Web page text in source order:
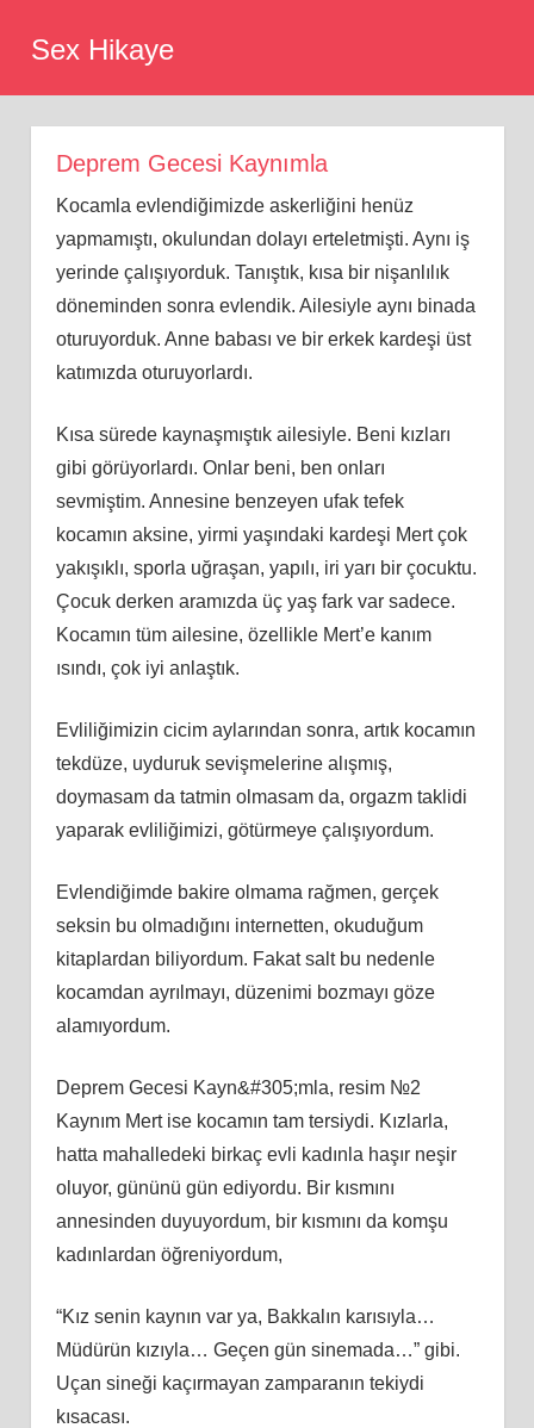
Sex Hikaye
Deprem Gecesi Kaynımla
Kocamla evlendiğimizde askerliğini henüz
yapmamıştı, okulundan dolayı erteletmişti. Aynı iş
yerinde çalışıyorduk. Tanıştık, kısa bir nişanlılık
döneminden sonra evlendik. Ailesiyle aynı binada
oturuyorduk. Anne babası ve bir erkek kardeşi üst
katımızda oturuyorlardı.
Kısa sürede kaynaşmıştık ailesiyle. Beni kızları
gibi görüyorlardı. Onlar beni, ben onları
sevmiştim. Annesine benzeyen ufak tefek
kocamın aksine, yirmi yaşındaki kardeşi Mert çok
yakışıklı, sporla uğraşan, yapılı, iri yarı bir çocuktu.
Çocuk derken aramızda üç yaş fark var sadece.
Kocamın tüm ailesine, özellikle Mert’e kanım
ısındı, çok iyi anlaştık.
Evliliğimizin cicim aylarından sonra, artık kocamın
tekdüze, uyduruk sevişmelerine alışmış,
doymasam da tatmin olmasam da, orgazm taklidi
yaparak evliliğimizi, götürmeye çalışıyordum.
Evlendiğimde bakire olmama rağmen, gerçek
seksin bu olmadığını internetten, okuduğum
kitaplardan biliyordum. Fakat salt bu nedenle
kocamdan ayrılmayı, düzenimi bozmayı göze
alamıyordum.
Deprem Gecesi Kayn&#305;mla, resim №2
Kaynım Mert ise kocamın tam tersiydi. Kızlarla,
hatta mahalledeki birkaç evli kadınla haşır neşir
oluyor, gününü gün ediyordu. Bir kısmını
annesinden duyuyordum, bir kısmını da komşu
kadınlardan öğreniyordum,
“Kız senin kaynın var ya, Bakkalın karısıyla…
Müdürün kızıyla… Geçen gün sinemada…” gibi.
Uçan sineği kaçırmayan zamparanın tekiydi
kısacası.